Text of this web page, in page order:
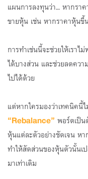
แผนการลงทุนว่า... หากรา
ขายหุ้น เช่น หากราคาหุ้น
การทำเช่นนี้จะช่วยให้เรา
ได้บางส่วน และช่วยลดคว
ไปได้ด้วย
แต่หากใครมองว่าเทคนิคนี้
“Rebalance” พอร์ตเป็น
หุ้นแต่ละตัวอย่างชัดเจน ห
ทำให้สัดส่วนของหุ้นตัวนั้นเ
มาเท่าเดิม